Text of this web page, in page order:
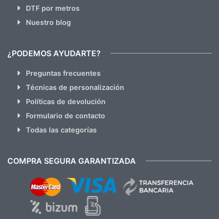
DTF por metros
Nuestro blog
¿PODEMOS AYUDARTE?
Preguntas frecuentes
Técnicas de personalización
Políticas de devolución
Formulario de contacto
Todas las categorías
COMPRA SEGURA GARANTIZADA